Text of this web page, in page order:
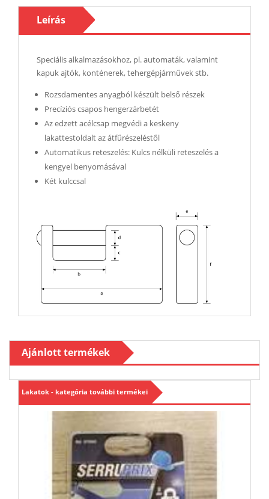
Leírás
Speciális alkalmazásokhoz, pl. automaták, valamint
kapuk ajtók, konténerek, tehergépjárművek stb.
Rozsdamentes anyagból készült belső részek
Precíziós csapos hengerzárbetét
Az edzett acélcsap megvédi a keskeny
lakattestoldalt az átfűrészeléstől
Automatikus reteszelés: Kulcs nélküli reteszelés a
kengyel benyomásával
Két kulccsal
Ajánlott termékek
Lakatok - kategória további termékei